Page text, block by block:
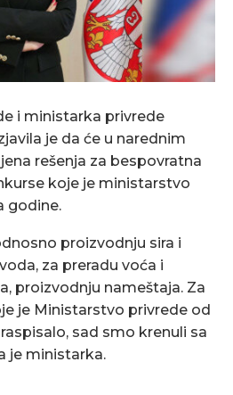
i ministarka privrede
je da će u narednim
rešenja za bespovratna
koje je ministarstvo
godine.
proizvodnju sira i
za preradu voća i
proizvodnju nameštaja. Za
je Ministarstvo privrede od
sad smo krenuli sa
je ministarka.